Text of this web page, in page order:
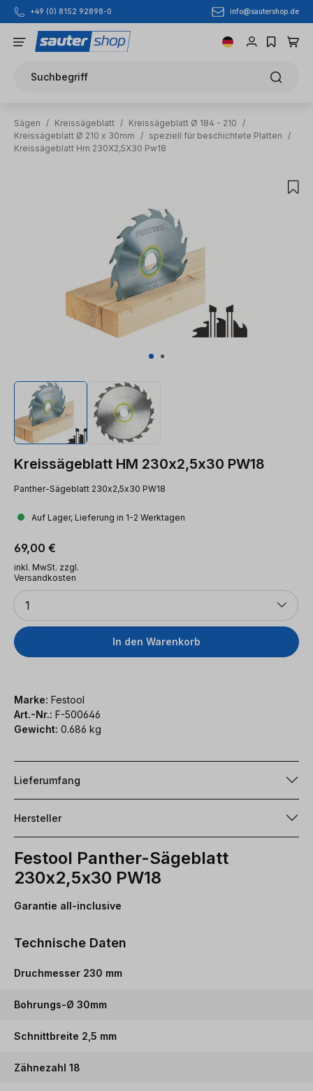
Zum Hauptinhalt springen
+49 (0) 8152 92898-0 info@sautershop.de
Suchbegriff
Sägen / Kreissägeblatt / Kreissägeblatt Ø 184 - 210
/
Kreissägeblatt Ø 210 x 30mm
/ speziell für beschichtete Platten
/
Kreissägeblatt Hm 230X2,5X30 Pw18
Kreissägeblatt HM 230x2,5x30 PW18
Panther-Sägeblatt 230x2,5x30 PW18
Auf Lager, Lieferung in 1-2 Werktagen
Regulärer Preis:
69,00 €
inkl. MwSt. zzgl.
Versandkosten
Anzahl
1
In den Warenkorb
Marke: Festool
Art.-Nr.: F-500646
Gewicht: 0.686 kg
Lieferumfang
Hersteller
Festool Panther-Sägeblatt
230x2,5x30 PW18
Garantie all-inclusive
Technische Daten
Druchmesser 230 mm
Bohrungs-Ø 30mm
Schnittbreite 2,5 mm
Zähnezahl 18